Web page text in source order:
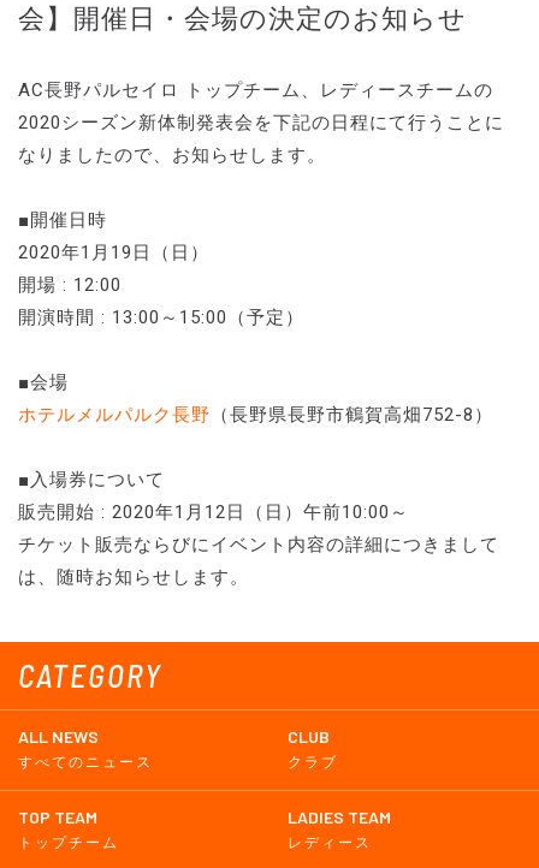
CATEGORY
ALL NEWS
すべてのニュース
CLUB
クラブ
TOP TEAM
トップチーム
LADIES TEAM
レディース
会】開催日・会場の決定のお知らせ
AC長野パルセイロ トップチーム、レディースチームの
2020シーズン新体制発表会を下記の日程にて行うことに
なりましたので、お知らせします。
■開催日時
2020年1月19日（日）
開場 : 12:00
開演時間 : 13:00～15:00（予定）
■会場
ホテルメルパルク長野 （長野県長野市鶴賀高畑752-8）
■入場券について
販売開始 : 2020年1月12日（日）午前10:00～
チケット販売ならびにイベント内容の詳細につきまして
は、随時お知らせします。